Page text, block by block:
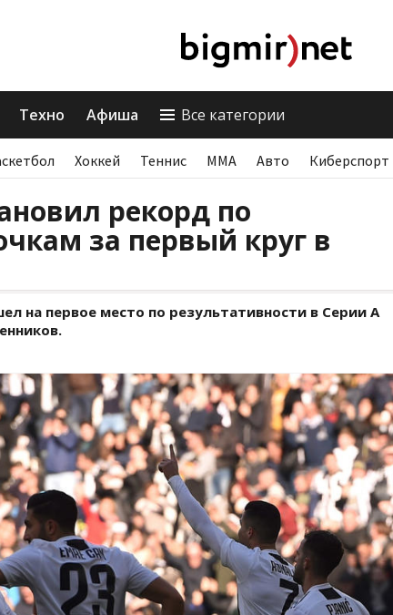
Техно Афиша Все категории
Хоккей Теннис ММА Авто Киберспорт
рекорд по
за первый круг в
на первое место по результативности в Серии А